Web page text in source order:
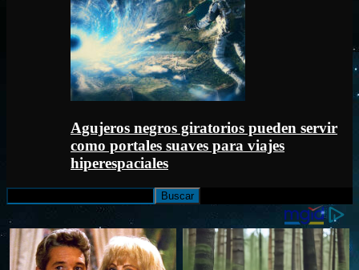
Agujeros negros giratorios pueden servir
como portales suaves para viajes
hiperespaciales